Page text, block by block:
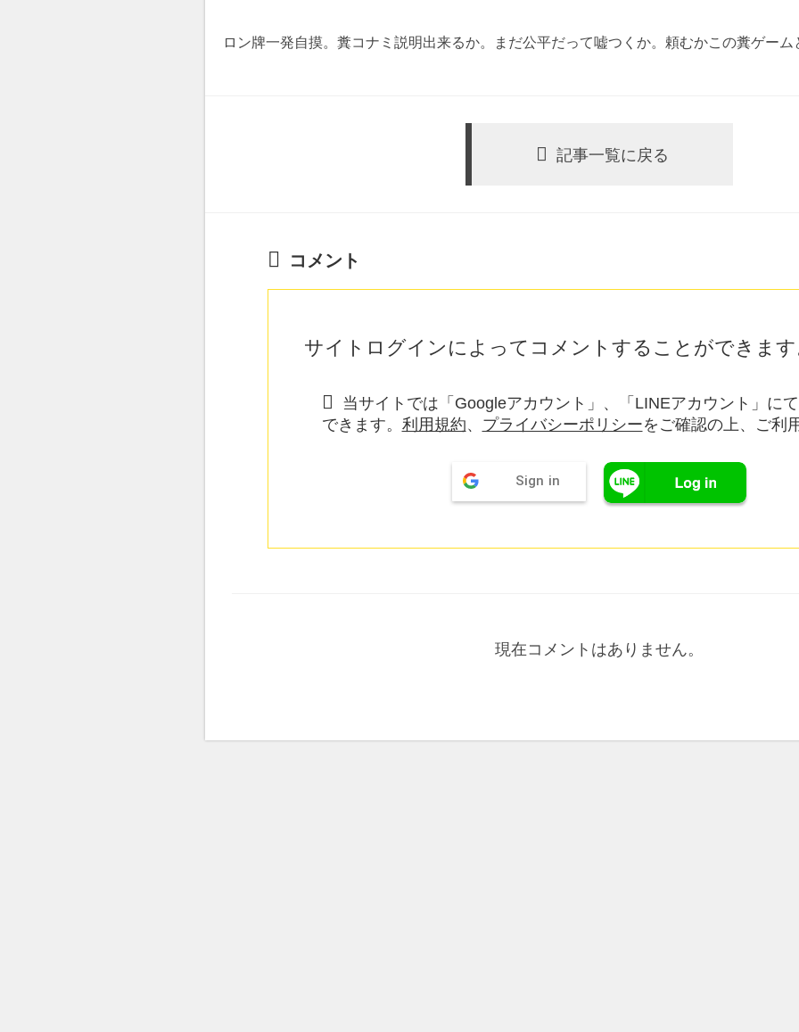
ロン牌一発自摸。糞コナミ説明出来るか。まだ公平だって嘘つくか。頼むかこの糞ゲーム
記事一覧に戻る
コメント
サイトログインによってコメントすることができます
当サイトでは「Googleアカウント」、「LINEアカウント」に
できます。 利用規約、 プライバシーポリシーをご確認の上、ご利
Sign in
現在コメントはありません。